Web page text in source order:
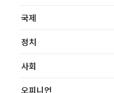
국제
정치
사회
오피니언